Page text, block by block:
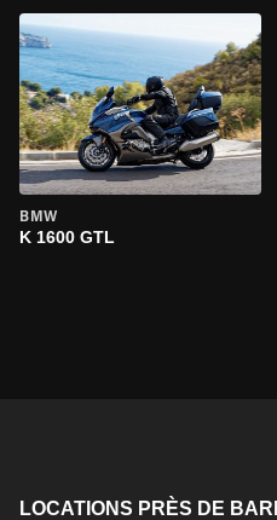
BMW
K 1600 GTL
LOCATIONS PRÈS DE